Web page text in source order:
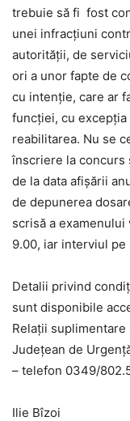
trebuie să fi fost
unei infracțiuni
autorității, de
ori a unor fapte de
cu intenție, care ar
funcției, cu
reabilitarea. Nu se
înscriere la concurs
de la data afișării
de depunerea
scrisă a examenului
9.00, iar interviul pe
Detalii privind
sunt disponibile
Relaţii
Judeţean de
– telefon 0349/
Ilie Bîzoi